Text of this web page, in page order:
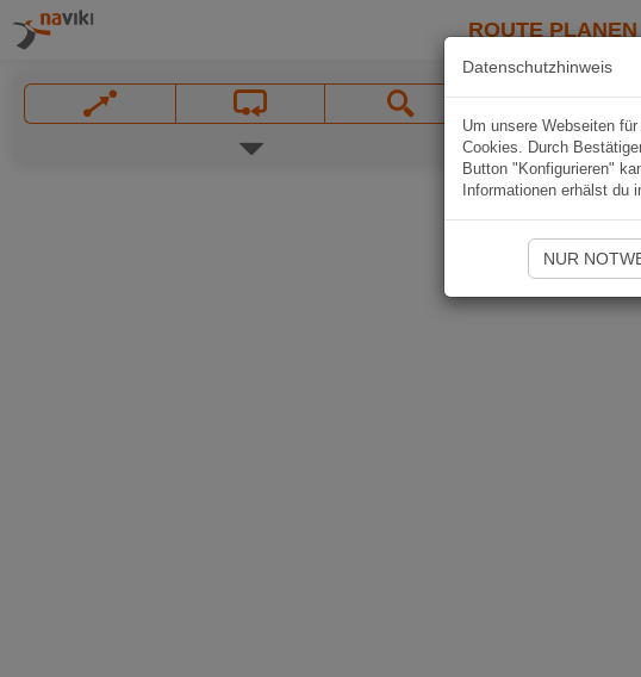
ROUTE PLANEN
Datenschutzhinweis
Um unsere Webseiten
Cookies. Durch
Button "Konfigurieren"
Informationen erhälst du
NUR